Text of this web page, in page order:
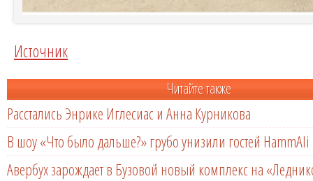
Источник
Читайте также
Расстались Энрике Иглесиас и Анна Курникова
В шоу «Что было дальше?» грубо унизили гостей HammAli
Авербух зарождает в Бузовой новый комплекс на